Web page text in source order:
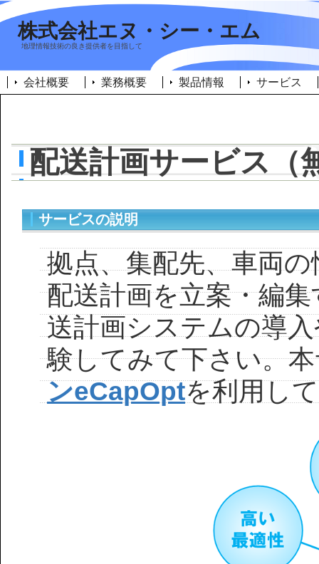
株式会社エヌ・シー・エム
地理情報技術の良き提供者を目指して
会社概要 業務概要 製品情報 サービス
配送計画サービス（
サービスの説明
拠点、集配先、車両
配送計画を立案・編集
送計画システムの導
験してみて下さい。
ンeCapOptを利用し